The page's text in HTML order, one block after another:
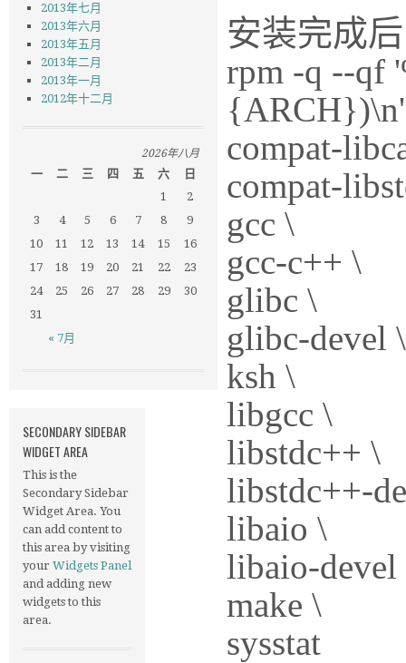
安装完成
rpm -q --qf
compat-
compat-
gcc \
gcc-c++ \
glibc \
glibc-devel \
ksh \
libgcc \
libstdc++ \
libstdc++-
libaio \
libaio-devel
make \
sysstat
2013年七月
2013年六月
2013年五月
2013年二月
2013年一月
2012年十二月
2026年八月
一 二 三 四 五 六 日
« 7月
1
2
3
4 5 6 7 8
9
10
11 12 13 14 15
16
17
18 19 20 21 22
23
24
25 26 27 28 29
30
31
SECONDARY SIDEBAR
WIDGET AREA
This is the
Secondary Sidebar
Widget Area. You
can add content to
this area by visiting
your Widgets Panel
and adding new
widgets to this
area.